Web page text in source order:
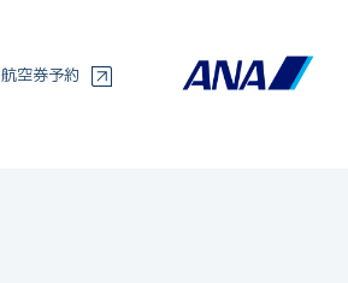
航空券予約